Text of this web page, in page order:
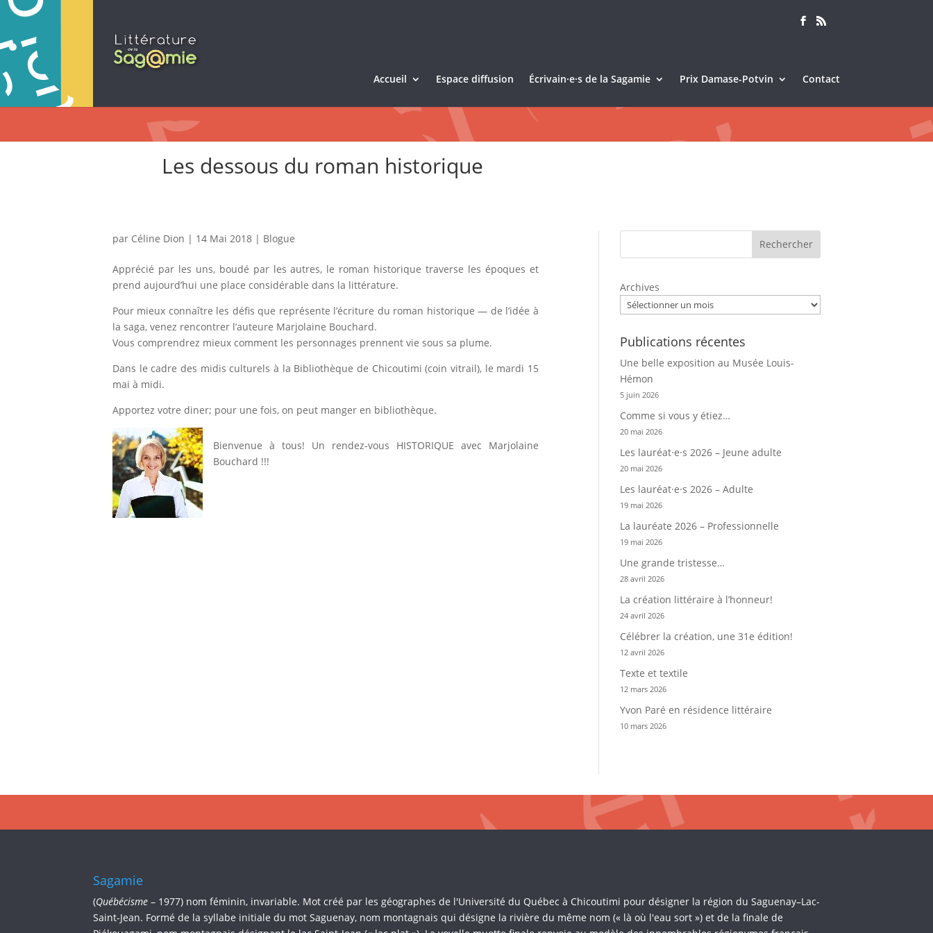
Accueil Espace diffusion Écrivain·e·s de la Sagamie Prix Damase-Potvin Contact
Les dessous du roman historique
par Céline Dion | 14 Mai 2018 | Blogue
Apprécié par les uns, boudé par les autres, le roman historique traverse les époques et
prend aujourd’hui une place considérable dans la littérature.
Pour mieux connaître les défis que représente l’écriture du roman historique — de l’idée à
la saga, venez rencontrer l’auteure Marjolaine Bouchard.
Vous comprendrez mieux comment les personnages prennent vie sous sa plume.
Dans le cadre des midis culturels à la Bibliothèque de Chicoutimi (coin vitrail), le mardi 15
mai à midi.
Apportez votre diner; pour une fois, on peut manger en bibliothèque.
Bienvenue à tous! Un rendez-vous HISTORIQUE avec Marjolaine
Bouchard !!!
Rechercher
Archives
Publications récentes
Une belle exposition au Musée Louis-
Hémon
5 juin 2026
Comme si vous y étiez…
20 mai 2026
Les lauréat·e·s 2026 – Jeune adulte
20 mai 2026
Les lauréat·e·s 2026 – Adulte
19 mai 2026
La lauréate 2026 – Professionnelle
19 mai 2026
Une grande tristesse…
28 avril 2026
La création littéraire à l’honneur!
24 avril 2026
Célébrer la création, une 31e édition!
12 avril 2026
Texte et textile
12 mars 2026
Yvon Paré en résidence littéraire
10 mars 2026
Sagamie
(Québécisme– 1977) nom féminin, invariable. Mot créé par les géographes de l'Université du Québec à Chicoutimi pour désigner la région du Saguenay–Lac-
Saint-Jean. Formé de la syllabe initiale du mot Saguenay, nom montagnais qui désigne la rivière du même nom (« là où l'eau sort ») et de la finale de